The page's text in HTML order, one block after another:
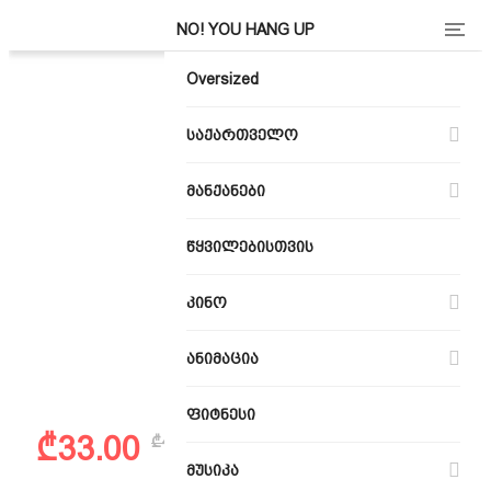
NO! YOU HANG UP
Oversized
საქართველო
მანქანები
წყვილებისთვის
კინო
ანიმაცია
ფიტნესი
მუსიკა
₾40.00
price
₾33.00
price